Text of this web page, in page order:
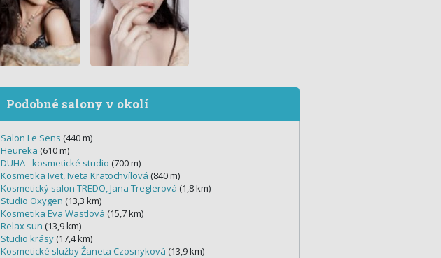
Podobné salony v okolí
Salon Le Sens (440 m)
Heureka (610 m)
DUHA - kosmetické studio (700 m)
Kosmetika Ivet, Iveta Kratochvílová (840 m)
Kosmetický salon TREDO, Jana Treglerová (1,8 km)
Studio Oxygen (13,3 km)
Kosmetika Eva Wastlová (15,7 km)
Relax sun (13,9 km)
Studio krásy (17,4 km)
Kosmetické služby Žaneta Czosnyková (13,9 km)